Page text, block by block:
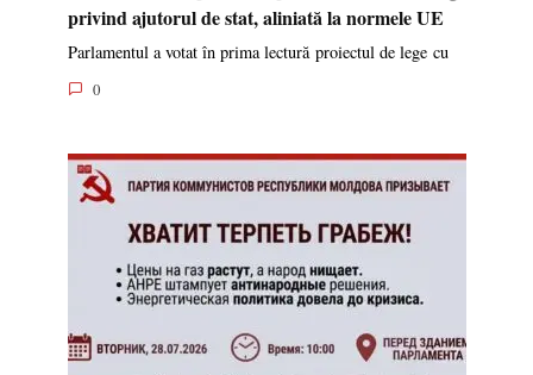
privind ajutorul de stat, aliniată la normele UE
Parlamentul a votat în prima lectură proiectul de lege cu
0